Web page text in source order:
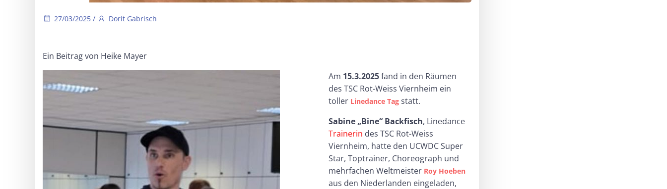
27/03/2025 / Dorit Gabrisch
Ein Beitrag von Heike Mayer
Am 15.3.2025fand in den Räumen
des TSC Rot-Weiss Viernheim ein
toller Linedance Tagstatt.
Sabine „Bine“ Backfisch, Linedance
Trainerin des TSC Rot-Weiss
Viernheim, hatte den UCWDC Super
Star, Toptrainer, Choreograph und
mehrfachen Weltmeister Roy Hoeben
aus den Niederlanden eingeladen,